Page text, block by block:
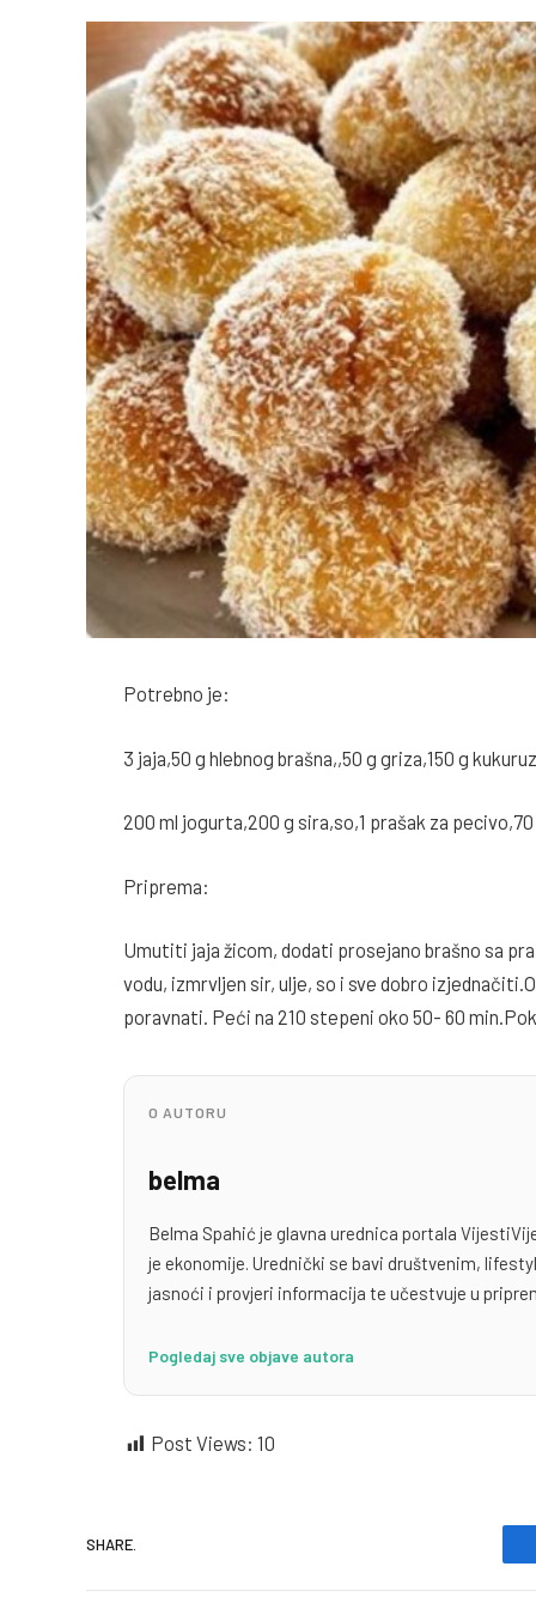
Potrebno je:
3 jaja,50 g hlebnog brašna,,50 g griza,150 g
200 ml jogurta,200 g sira,so,1 prašak za pecivo,70
Priprema:
Umutiti jaja žicom, dodati prosejano brašno sa
vodu, izmrvljen sir, ulje, so i sve dobro
poravnati. Peći na 210 stepeni oko 50- 60
O AUTORU
belma
Belma Spahić je glavna urednica portala
je ekonomije. Urednički se bavi društvenim,
jasnoći i provjeri informacija te učestvuje u
Pogledaj sve objave autora
Post Views: 10
SHARE.